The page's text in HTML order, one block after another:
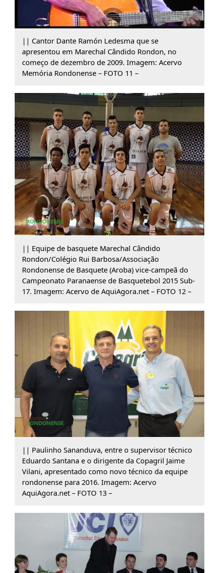
|| Cantor Dante Ramón Ledesma que se
apresentou em Marechal Cândido Rondon, no
começo de dezembro de 2009. Imagem: Acervo
Memória Rondonense – FOTO 11 –
|| Equipe de basquete Marechal Cândido
Rondon/Colégio Rui Barbosa/Associação
Rondonense de Basquete (Aroba) vice-campeã do
Campeonato Paranaense de Basquetebol 2015 Sub-
17. Imagem: Acervo de AquiAgora.net – FOTO 12 –
|| Paulinho Sananduva, entre o supervisor técnico
Eduardo Santana e o dirigente da Copagril Jaime
Vilani, apresentado como novo técnico da equipe
rondonense para 2016. Imagem: Acervo
AquiAgora.net – FOTO 13 –